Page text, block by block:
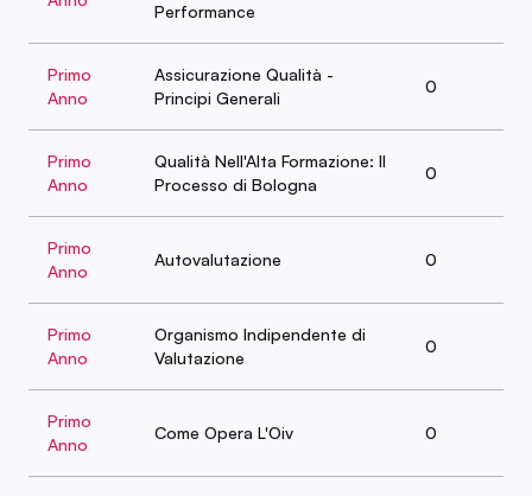
Performance
Primo
Anno
Assicurazione Qualità -
Principi Generali
0
Primo
Anno
Qualità Nell'Alta Formazione: Il
Processo di Bologna
0
Primo
Anno
Autovalutazione 0
Primo
Anno
Organismo Indipendente di
Valutazione
0
Primo
Anno
Come Opera L'Oiv 0